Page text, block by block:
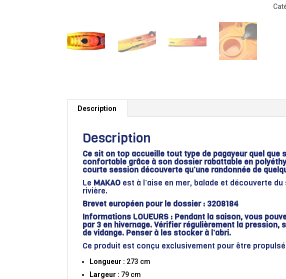
Description
Description
Ce sit on top accueille tout type de pagayeur quel que
confortable grâce à son dossier rabattable en
courte session découverte qu’une randonnée de
Le MAKAO est à l’aise en mer, balade et découverte
rivière.
Brevet européen pour le dossier : 3208184
Informations LOUEURS : Pendant la saison, vous
par 3 en hivernage. Vérifier régulièrement la pression,
de vidange. Penser à les stocker à l’abri.
Ce produit est conçu exclusivement pour être
Longueur : 273 cm
Largeur : 79 cm